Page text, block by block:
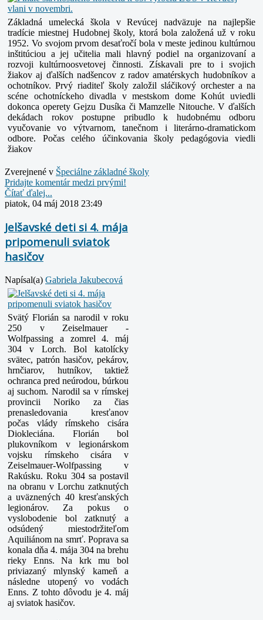
Základná umelecká škola v Revúcej nadväzuje na najlepšie
tradície miestnej Hudobnej školy, ktorá bola založená už v roku
1952. Vo svojom prvom desaťročí bola v meste jedinou kultúrnou
inštitúciou a jej učitelia mali hlavný podiel na organizovaní a
rozvoji kultúrnoosvetovej činnosti. Získavali pre to i svojich
žiakov aj ďalších nadšencov z radov amatérskych hudobníkov a
ochotníkov.Prvý riaditeľ školy založil sláčikový orchester a na
scéne ochotníckeho divadla v mestskom dome Kohút uviedli
dokonca operety Gejzu Dusíka či Mamzelle Nitouche. V ďalších
dekádach rokov postupne pribudlo k hudobnému odboru
vyučovanie vo výtvarnom, tanečnom i literárno-dramatickom
odbore. Počas celého účinkovania školy pedagógovia viedli
žiakov
Zverejnené v Špeciálne základné školy
Pridajte komentár medzi prvými!
Čítať ďalej...
piatok, 04 máj 2018 23:49
Jelšavské deti si 4. mája
pripomenuli sviatok
hasičov
Napísal(a) Gabriela Jakubecová
Svätý Florián sa narodil v roku
250 v Zeiselmauer -
Wolfpassing a zomrel 4. máj
304 v Lorch. Bol katolícky
svätec, patrón hasičov, pekárov,
hrnčiarov, hutníkov, taktiež
ochranca pred neúrodou, búrkou
aj suchom. Narodil sa v rímskej
provincii Noriko za čias
prenasledovania kresťanov
počas vlády rímskeho cisára
Diokleciána. Florián bol
plukovníkom v legionárskom
vojsku rímskeho cisára v
Zeiselmauer-Wolfpassing v
Rakúsku. Roku 304 sa postavil
na obranu v Lorchu zatknutých
a uväznených 40 kresťanských
legionárov. Za pokus o
vyslobodenie bol zatknutý a
odsúdený miestodržiteľom
Aquiliánom na smrť. Poprava sa
konala dňa 4. mája 304 na brehu
rieky Enns. Na krk mu bol
priviazaný mlynský kameň a
následne utopený vo vodách
Enns. Z tohto dôvodu je 4. máj
aj sviatok hasičov.